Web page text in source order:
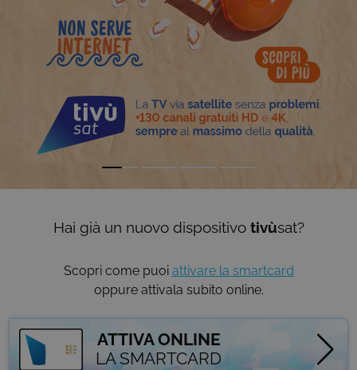
Hai già un nuovo dispositivo tivùsat?
Scopri come puoi attivare la smartcard
oppure attivala subito online.
ATTIVA ONLINE
LA SMARTCARD